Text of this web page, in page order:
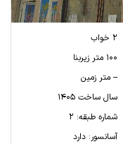
2 خواب
100 متر زیربنا
-- متر زمین
سال ساخت 1405
شماره طبقه: 2
آسانسور: دارد